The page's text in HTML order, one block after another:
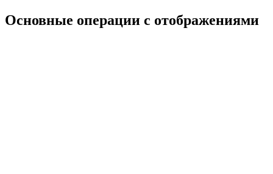
Основные операции с отображениями